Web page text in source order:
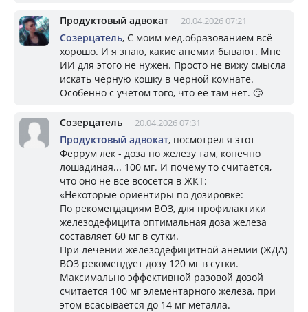
Продуктовый адвокат 20.04.2026 07:21
Созерцатель, С моим мед.образованием всё
хорошо. И я знаю, какие анемии бывают. Мне
ИИ для этого не нужен. Просто не вижу смысла
искать чёрную кошку в чёрной комнате.
Особенно с учётом того, что её там нет. 🙄
Созерцатель 20.04.2026 07:31
Продуктовый адвокат, посмотрел я этот
Феррум лек - доза по железу там, конечно
лошадиная... 100 мг. И почему то считается,
что оно не всё всосётся в ЖКТ:
«Некоторые ориентиры по дозировке:
По рекомендациям ВОЗ, для профилактики
железодефицита оптимальная доза железа
составляет 60 мг в сутки.
При лечении железодефицитной анемии (ЖДА)
ВОЗ рекомендует дозу 120 мг в сутки.
Максимально эффективной разовой дозой
считается 100 мг элементарного железа, при
этом всасывается до 14 мг металла.